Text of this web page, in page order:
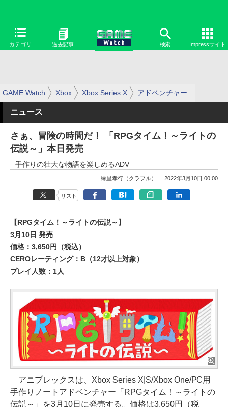
カテゴリ 過去記事 検索 Impressサイト
GAME Watch Xbox Xbox Series X アドベンチャー
ニュース
さぁ、冒険の時間だ！ 「RPGタイム！～ライトの
伝説～」本日発売
手作りの壮大な物語を楽しめるADV
緑里孝行（クラフル） 2022年3月10日 00:00
リスト
【RPGタイム！～ライトの伝説～】
3月10日 発売
価格：3,650円（税込）
CEROレーティング：B（12才以上対象）
プレイ人数：1人
アニプレックスは、Xbox Series X|S/Xbox One/PC用
手作りノートアドベンチャー「RPGタイム！～ライトの
伝説～」を3月10日に発売する。価格は3,650円（税